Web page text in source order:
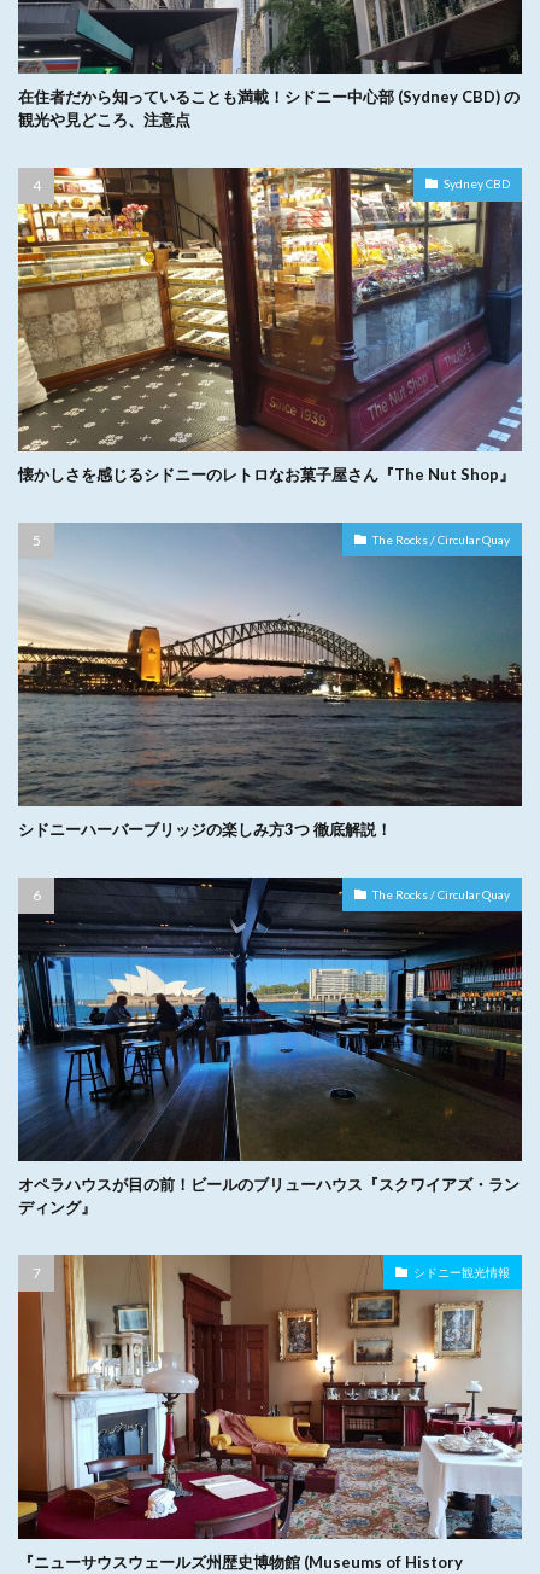
在住者だから知っていることも満載！シドニー中心部 (Sydney CBD) の
観光や見どころ、注意点
Sydney CBD
懐かしさを感じるシドニーのレトロなお菓子屋さん『The Nut Shop』
The Rocks / Circular Quay
シドニーハーバーブリッジの楽しみ方3つ 徹底解説！
The Rocks / Circular Quay
オペラハウスが目の前！ビールのブリューハウス『スクワイアズ・ラン
ディング』
シドニー観光情報
『ニューサウスウェールズ州歴史博物館 (Museums of History